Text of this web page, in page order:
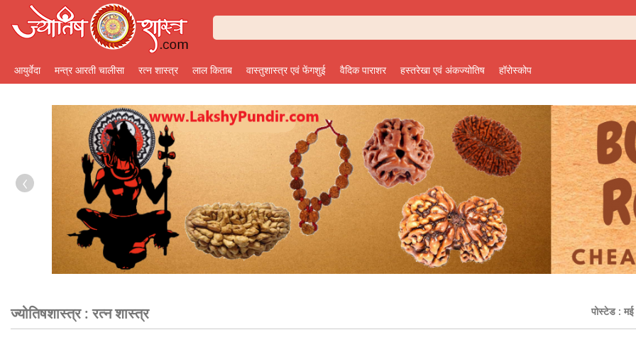
आयुर्वेदा मन्त्र आरती चालीसा रत्न शास्त्र लाल किताब वास्तुशास्त्र एवं फेंगशुई वैदिक पाराशर हस्तरेखा एवं अंकज्योतिष हॉरोस्कोप
‹
ज्योतिषशास्त्र :रत्न शास्त्र पोस्टेड :